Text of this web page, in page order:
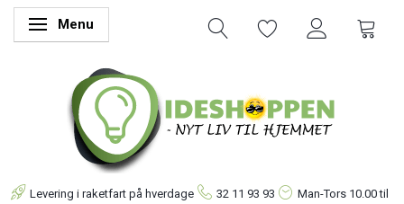
Skifte navigation
Menu
Levering i raketfart på hverdage 32 11 93 93 Man-Tors 10.00 til